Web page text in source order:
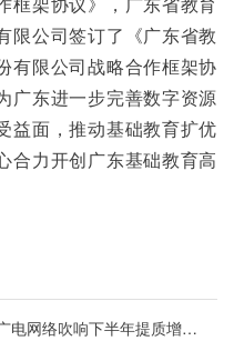
限公司签订了《广东省教
有限公司战略合作框架协
广东进一步完善数字资源
益面，推动基础教育扩优
合力开创广东基础教育高
络吹响下半年提质增效冲锋号